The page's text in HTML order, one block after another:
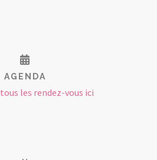
AGENDA
les rendez-vous ici